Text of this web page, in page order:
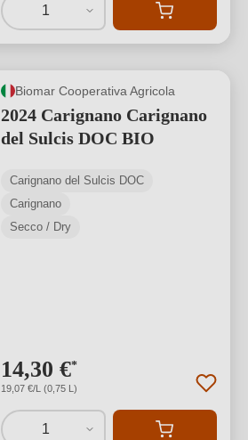
1
Biomar Cooperativa Agricola
2024 Carignano Carignano
del Sulcis DOC BIO
Carignano del Sulcis DOC
Carignano
Secco / Dry
14,30 €*
19,07 €/L (0,75 L)
1